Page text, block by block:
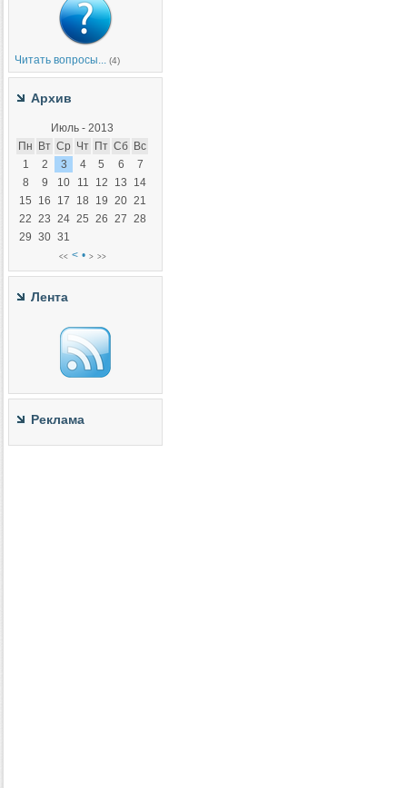
Читать вопросы... (4)
Архив
Июль - 2013
Пн
Вт Ср Чт Пт Сб Вс
1
2 3 4 5 6
7
8
9 10 11 12 13
14
15
16 17 18 19 20 21
22 23 24 25 26 27 28
29 30 31
<< < •> >>
Лента
Реклама